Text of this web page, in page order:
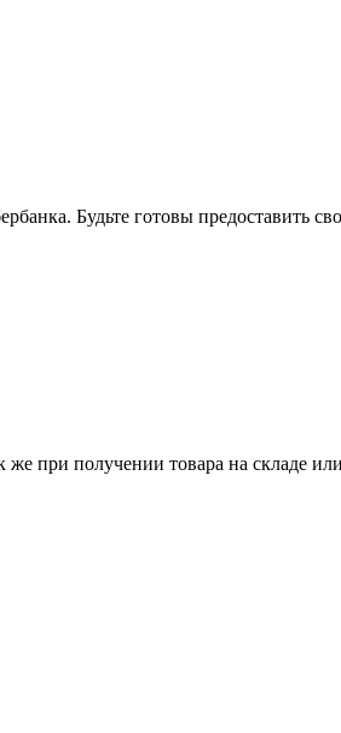
Будьте готовы предоставить
при получении товара на складе